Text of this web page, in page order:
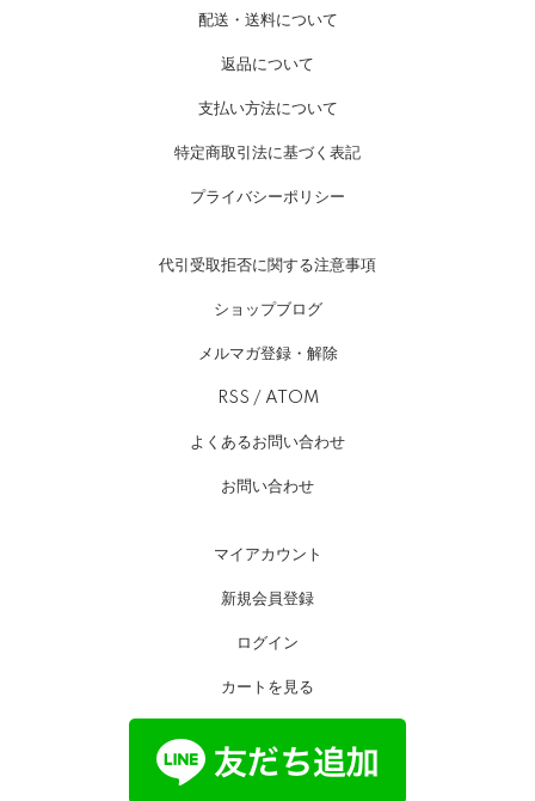
配送・送料について
返品について
支払い方法について
特定商取引法に基づく表記
プライバシーポリシー
代引受取拒否に関する注意事項
ショップブログ
メルマガ登録・解除
RSS / ATOM
よくあるお問い合わせ
お問い合わせ
マイアカウント
新規会員登録
ログイン
カートを見る